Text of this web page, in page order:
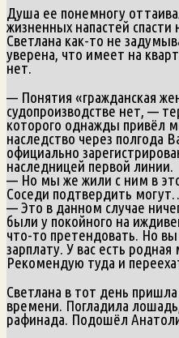
Душа ее понемногу
жизненных напастей
Светлана как-то не
уверена, что имеет на
нет.
— Понятия «гражданская
судопроизводстве нет, —
которого однажды привёл
наследство через полгода
официально
наследницей первой линии.
— Но мы же жили с ним в
Соседи подтвердить
— Это в данном случае
были у покойного на
что-то претендовать. Но
зарплату. У вас есть
Рекомендую туда и
Светлана в тот день
времени. Погладила
рафинада. Подошёл